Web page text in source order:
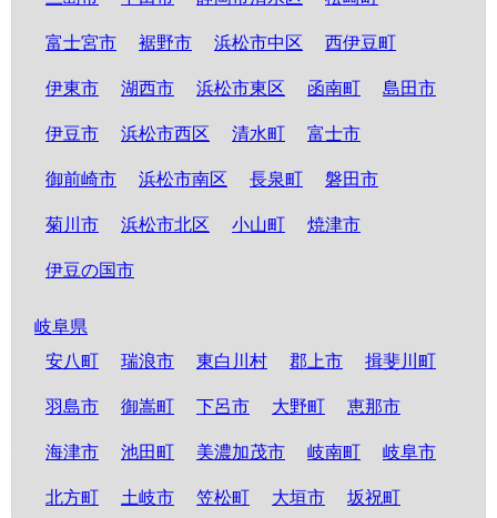
富士宮市 裾野市 浜松市中区 西伊豆町
伊東市 湖西市 浜松市東区 函南町 島田市
伊豆市 浜松市西区 清水町 富士市
御前崎市 浜松市南区 長泉町 磐田市
菊川市 浜松市北区 小山町 焼津市
伊豆の国市
岐阜県
安八町
瑞浪市 東白川村 郡上市 揖斐川町
羽島市 御嵩町 下呂市 大野町 恵那市
海津市 池田町 美濃加茂市 岐南町 岐阜市
北方町 土岐市 笠松町 大垣市 坂祝町